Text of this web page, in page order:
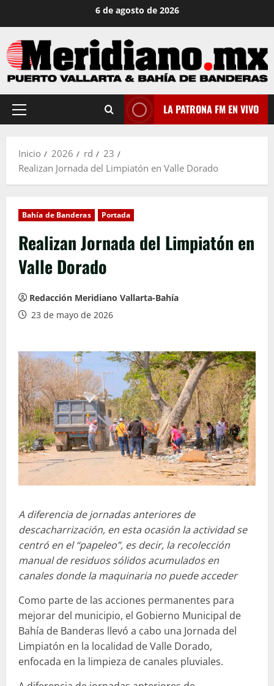
contenido
6 de agosto de 2026
Menú
LA PATRONA FM EN VIVO
Inicio 2026 rd
23
Realizan Jornada del Limpiatón en Valle Dorado
Bahía de Banderas Portada
Realizan Jornada del Limpiatón en
Valle Dorado
Redacción Meridiano Vallarta-Bahía
23 de mayo de 2026
A diferencia de jornadas anteriores de
descacharrización, en esta ocasión la actividad se
centró en el “papeleo”, es decir, la recolección
manual de residuos sólidos acumulados en
canales donde la maquinaria no puede acceder
Como parte de las acciones permanentes para
mejorar del municipio, el Gobierno Municipal de
Bahía de Banderas llevó a cabo una Jornada del
Limpiatón en la localidad de Valle Dorado,
enfocada en la limpieza de canales pluviales.